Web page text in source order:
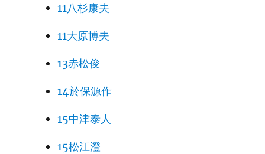
11八杉康夫
11大原博夫
13赤松俊
14於保源作
15中津泰人
15松江澄